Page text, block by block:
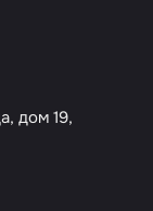
дом 19,